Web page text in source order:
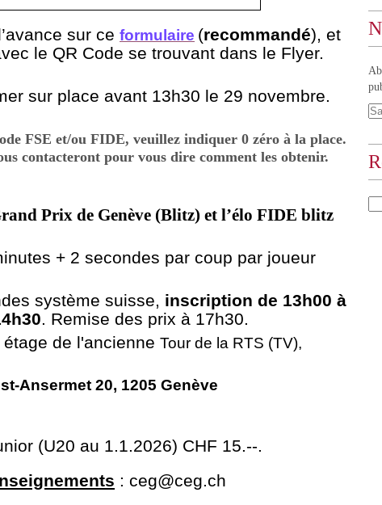
sur ce formulaire (recommandé), et
le QR Code se trouvant dans le Flyer.
sur place avant 13h30 le 29 novembre.
FSE et/ou FIDE, veuillez indiquer 0 zéro à la place.
contacteront pour vous dire comment les obtenir.
Prix de Genève (Blitz) et l’élo FIDE blitz
+ 2 secondes par coup par joueur
système suisse, inscription de 13h00 à
. Remise des prix à 17h30.
étage de l'ancienne Tour de la RTS (TV),
Ansermet 20, 1205 Genève
(U20 au 1.1.2026) CHF 15.--.
: ceg@ceg.ch